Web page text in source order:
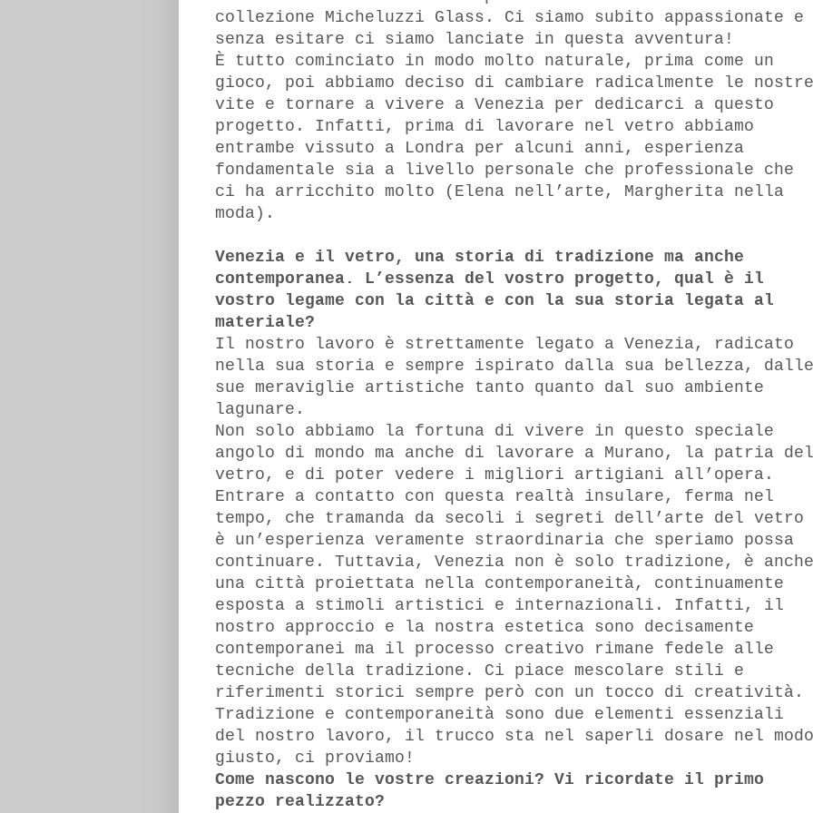
collezione Micheluzzi Glass. Ci siamo subito appassionate e
senza esitare ci siamo lanciate in questa avventura!
È tutto cominciato in modo molto naturale, prima come un
gioco, poi abbiamo deciso di cambiare radicalmente le nostre
vite e tornare a vivere a Venezia per dedicarci a questo
progetto. Infatti, prima di lavorare nel vetro abbiamo
entrambe vissuto a Londra per alcuni anni, esperienza
fondamentale sia a livello personale che professionale che
ci ha arricchito molto (Elena nell’arte, Margherita nella
moda).
Venezia e il vetro, una storia di tradizione ma anche
contemporanea. L’essenza del vostro progetto, qual è il
vostro legame con la città e con la sua storia legata al
materiale?
Il nostro lavoro è strettamente legato a Venezia, radicato
nella sua storia e sempre ispirato dalla sua bellezza, dalle
sue meraviglie artistiche tanto quanto dal suo ambiente
lagunare.
Non solo abbiamo la fortuna di vivere in questo speciale
angolo di mondo ma anche di lavorare a Murano, la patria del
vetro, e di poter vedere i migliori artigiani all’opera.
Entrare a contatto con questa realtà insulare, ferma nel
tempo, che tramanda da secoli i segreti dell’arte del vetro
è un’esperienza veramente straordinaria che speriamo possa
continuare. Tuttavia, Venezia non è solo tradizione, è anche
una città proiettata nella contemporaneità, continuamente
esposta a stimoli artistici e internazionali. Infatti, il
nostro approccio e la nostra estetica sono decisamente
contemporanei ma il processo creativo rimane fedele alle
tecniche della tradizione. Ci piace mescolare stili e
riferimenti storici sempre però con un tocco di creatività.
Tradizione e contemporaneità sono due elementi essenziali
del nostro lavoro, il trucco sta nel saperli dosare nel modo
giusto, ci proviamo!
Come nascono le vostre creazioni? Vi ricordate il primo
pezzo realizzato?